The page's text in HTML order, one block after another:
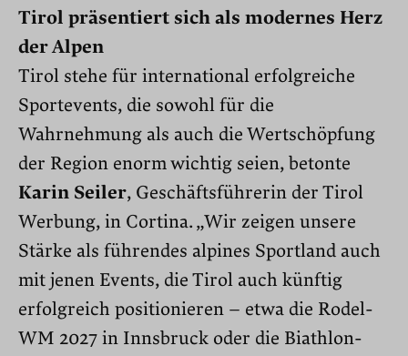
Tirol präsentiert sich als modernes Herz
der Alpen
Tirol stehe für international erfolgreiche
Sportevents, die sowohl für die
Wahrnehmung als auch die Wertschöpfung
der Region enorm wichtig seien, betonte
Karin Seiler, Geschäftsführerin der Tirol
Werbung, in Cortina. „Wir zeigen unsere
Stärke als führendes alpines Sportland auch
mit jenen Events, die Tirol auch künftig
erfolgreich positionieren – etwa die Rodel-
WM 2027 in Innsbruck oder die Biathlon-